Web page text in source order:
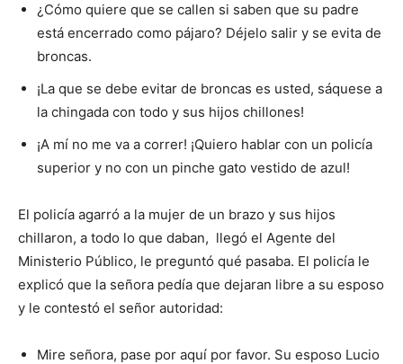
¿Cómo quiere que se callen si saben que su padre
está encerrado como pájaro? Déjelo salir y se evita de
broncas.
¡La que se debe evitar de broncas es usted, sáquese a
la chingada con todo y sus hijos chillones!
¡A mí no me va a correr! ¡Quiero hablar con un policía
superior y no con un pinche gato vestido de azul!
El policía agarró a la mujer de un brazo y sus hijos
chillaron, a todo lo que daban, llegó el Agente del
Ministerio Público, le preguntó qué pasaba. El policía le
explicó que la señora pedía que dejaran libre a su esposo
y le contestó el señor autoridad:
Mire señora, pase por aquí por favor. Su esposo Lucio